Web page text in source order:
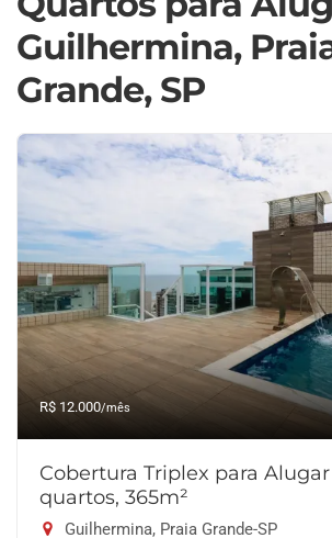
Guilhermina,
Grande, SP
R$ 12.000/mês
Cobertura Triplex para
quartos, 365m²
Guilhermina, Praia Grande-SP